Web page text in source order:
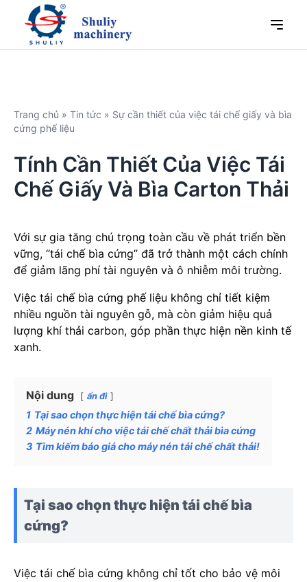
Trang chủ » Tin tức » Sự cần thiết của việc tái chế giấy và bìa
cứng phế liệu
Tính Cần Thiết Của Việc Tái
Chế Giấy Và Bìa Carton Thải
Với sự gia tăng chú trọng toàn cầu về phát triển bền
vững, “tái chế bìa cứng” đã trở thành một cách chính
để giảm lãng phí tài nguyên và ô nhiễm môi trường.
Việc tái chế bìa cứng phế liệu không chỉ tiết kiệm
nhiều nguồn tài nguyên gỗ, mà còn giảm hiệu quả
lượng khí thải carbon, góp phần thực hiện nền kinh tế
xanh.
Nội dung ẩn đi
1 Tại sao chọn thực hiện tái chế bìa cứng?
2 Máy nén khí cho việc tái chế chất thải bìa cứng
3 Tìm kiếm báo giá cho máy nén tái chế chất thải!
Tại sao chọn thực hiện tái chế bìa
cứng?
Việc tái chế bìa cứng không chỉ tốt cho bảo vệ môi